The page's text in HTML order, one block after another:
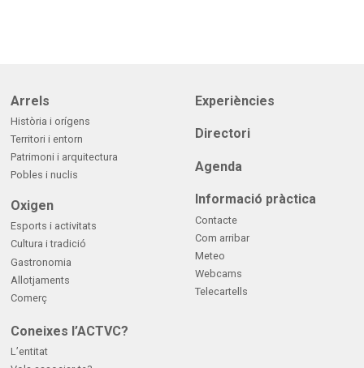
Arrels
Història i orígens
Territori i entorn
Patrimoni i arquitectura
Pobles i nuclis
Oxigen
Esports i activitats
Cultura i tradició
Gastronomia
Allotjaments
Comerç
Experiències
Directori
Agenda
Informació pràctica
Contacte
Com arribar
Meteo
Webcams
Telecartells
Coneixes l’ACTVC?
L’entitat